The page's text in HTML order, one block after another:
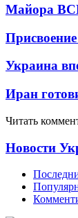
Майора
Украина
Иран
Читать
Новости